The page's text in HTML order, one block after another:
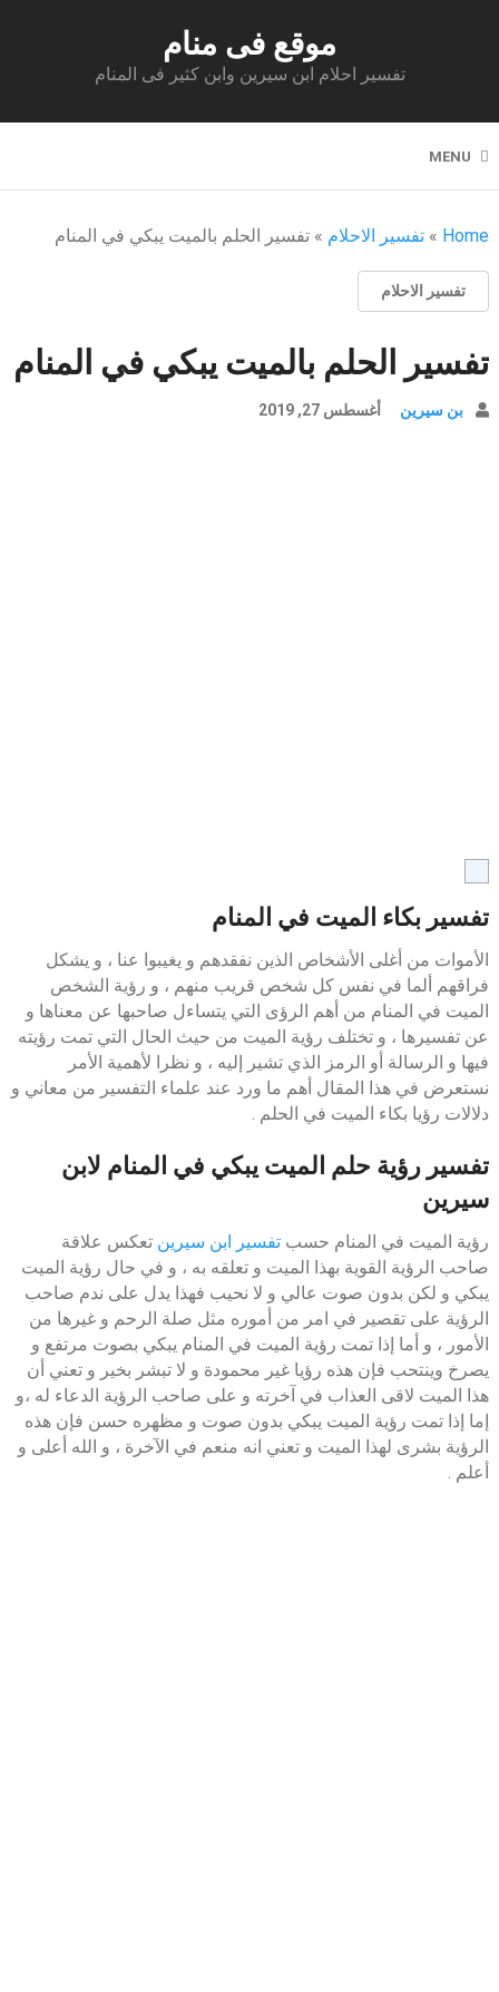
موقع فى منام
تفسير احلام ابن سيرين وابن كثير فى المنام
MENU
Home
» تفسير الاحلام » تفسير الحلم بالميت يبكي في المنام
تفسير الاحلام
تفسير الحلم بالميت يبكي في المنام
بن سيرين أغسطس 27, 2019
تفسير بكاء الميت في المنام
الأموات من أغلى الأشخاص الذين نفقدهم و يغيبوا عنا ، و يشكل
فراقهم ألما في نفس كل شخص قريب منهم ، و رؤية الشخص
الميت في المنام من أهم الرؤى التي يتساءل صاحبها عن معناها و
عن تفسيرها ، و تختلف رؤية الميت من حيث الحال التي تمت رؤيته
فيها و الرسالة أو الرمز الذي تشير إليه ، و نظرا لأهمية الأمر
نستعرض في هذا المقال أهم ما ورد عند علماء التفسير من معاني و
دلالات رؤيا بكاء الميت في الحلم .
تفسير رؤية حلم الميت يبكي في المنام لابن
سيرين
رؤية الميت في المنام حسب تفسير ابن سيرين تعكس علاقة
صاحب الرؤية القوية بهذا الميت و تعلقه به ، و في حال رؤية الميت
يبكي و لكن بدون صوت عالي و لا نحيب فهذا يدل على ندم صاحب
الرؤية على تقصير في امر من أموره مثل صلة الرحم و غيرها من
الأمور ، و أما إذا تمت رؤية الميت في المنام يبكي بصوت مرتفع و
يصرخ وينتحب فإن هذه رؤيا غير محمودة و لا تبشر بخير و تعني أن
هذا الميت لاقى العذاب في آخرته و على صاحب الرؤية الدعاء له ،و
إما إذا تمت رؤية الميت يبكي بدون صوت و مظهره حسن فإن هذه
الرؤية بشرى لهذا الميت و تعني انه منعم في الآخرة ، و الله أعلى و
أعلم .